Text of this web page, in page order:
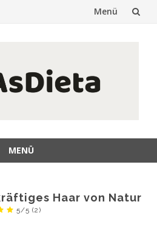
Menü
MENÜ
Haar von Natur
5/5 (2)